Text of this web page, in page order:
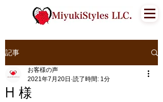
記事
H 様
お客様の声
2021年7月20日 読了時間: 1分